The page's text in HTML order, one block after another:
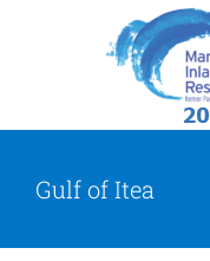
Gulf of Itea